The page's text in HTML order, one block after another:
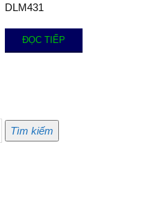
DLM431
ĐỌC TIẾP
Tìm kiếm